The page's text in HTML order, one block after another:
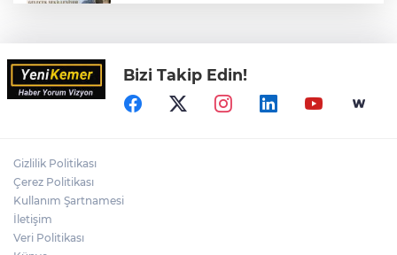
Sahilde Tek Başına Bir Özgürlük Hikâyesi
Bizi Takip Edin!
Gizlilik Politikası
Çerez Politikası
Kullanım Şartnamesi
İletişim
Veri Politikası